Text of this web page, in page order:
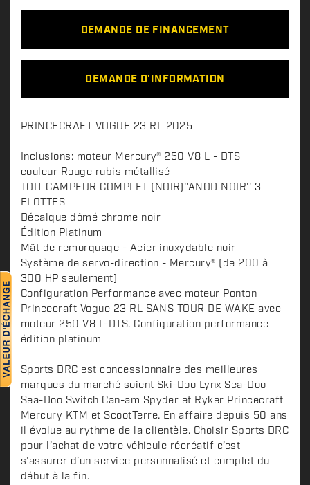
DEMANDE DE FINANCEMENT
DEMANDE D'INFORMATION
D
s
c
r
i
p
t
i
o
n
PRINCECRAFT VOGUE 23 RL 2025
Inclusions: moteur Mercury® 250 V8 L - DTS
couleur Rouge rubis métallisé
TOIT CAMPEUR COMPLET (NOIR)''ANOD NOIR'' 3
FLOTTES
Décalque dômé chrome noir
Édition Platinum
Mât de remorquage - Acier inoxydable noir
Système de servo-direction - Mercury® (de 200 à
300 HP seulement)
Configuration Performance avec moteur Ponton
Princecraft Vogue 23 RL SANS TOUR DE WAKE avec
moteur 250 V8 L-DTS. Configuration performance
édition platinum
Sports DRC est concessionnaire des meilleures
marques du marché soient Ski-Doo Lynx Sea-Doo
Sea-Doo Switch Can-am Spyder et Ryker Princecraft
Mercury KTM et ScootTerre. En affaire depuis 50 ans
il évolue au rythme de la clientèle. Choisir Sports DRC
pour l’achat de votre véhicule récréatif c’est
s’assurer d’un service personnalisé et complet du
début à la fin.